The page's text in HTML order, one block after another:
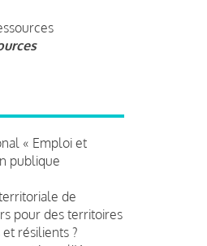
« Emploi et
publique
de
pour des territoires
résilients ?